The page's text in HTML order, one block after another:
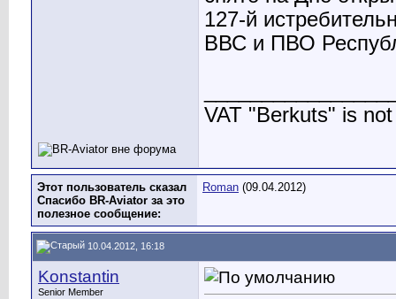
127-й
ВВС и ПВО
VAT "Berkuts" is
Этот пользователь сказал
Спасибо BR-Aviator за это
полезное сообщение:
Roman (09.04.2012)
10.04.2012, 16:18
Konstantin
Senior Member